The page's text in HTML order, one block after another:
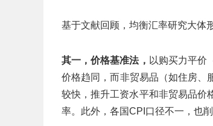
基于文献回顾，均衡汇率研究大体
其一，价格基准法， 以购买力平价
价格趋同，而非贸易品（如住房、
较快，推升工资水平和非贸易品价
率。此外，各国CPI口径不一，也